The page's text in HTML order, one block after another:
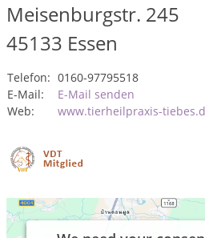
Meisenburgstr. 245
45133 Essen
Telefon: 0160-97795518
E-Mail:
E-Mail senden
Web:
www.tierheilpraxis-